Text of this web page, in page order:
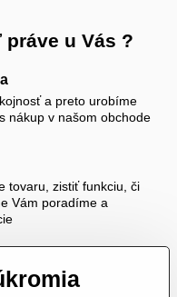
u Vás ?
a preto urobíme
nákup v našom obchode
tovaru, zistiť funkciu, či
Vám poradíme a
ceny, ktoré si viete